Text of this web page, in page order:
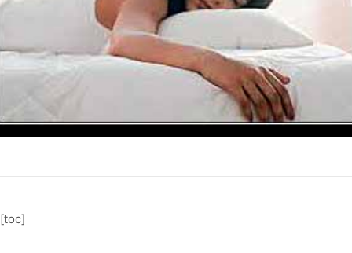
[toc]